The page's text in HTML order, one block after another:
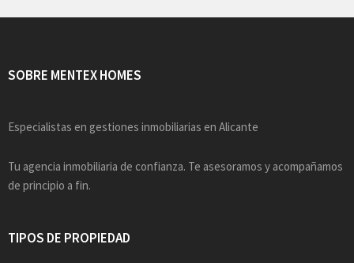
SOBRE MENTEX HOMES
Especialistas en gestiones inmobiliarias en Alicante
Tu agencia inmobiliaria de confianza. Te asesoramos y acompañamos
de principio a fin.
TIPOS DE PROPIEDAD